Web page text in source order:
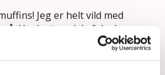
Jeg er helt vild med
Husk at en del af de der
af silikone